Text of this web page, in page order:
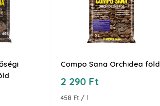
Compo Sana Orchidea föld
Akciós
2 290 Ft
458 Ft / l